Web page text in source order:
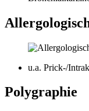
u.a. Prick-/
Polygraphie